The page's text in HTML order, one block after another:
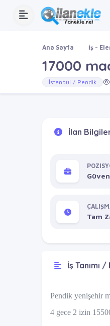
Ana Sayfa İş -
17000
İstanbul / Pendik
İlan
Tam
İş Tanımı
Pendik yenişehir
4 gece 2 izin